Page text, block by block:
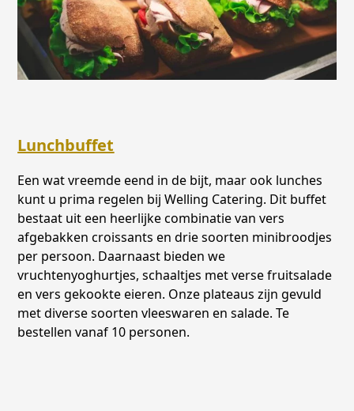
Lunchbuffet
Een wat vreemde eend in de bijt, maar ook lunches
kunt u prima regelen bij Welling Catering. Dit buffet
bestaat uit een heerlijke combinatie van vers
afgebakken croissants en drie soorten minibroodjes
per persoon. Daarnaast bieden we
vruchtenyoghurtjes, schaaltjes met verse fruitsalade
en vers gekookte eieren. Onze plateaus zijn gevuld
met diverse soorten vleeswaren en salade. Te
bestellen vanaf 10 personen.